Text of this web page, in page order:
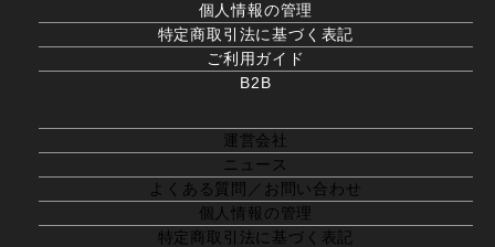
個人情報の管理
特定商取引法に基づく表記
ご利用ガイド
B2B
運営会社
ニュース
よくある質問／お問い合わせ
個人情報の管理
特定商取引法に基づく表記